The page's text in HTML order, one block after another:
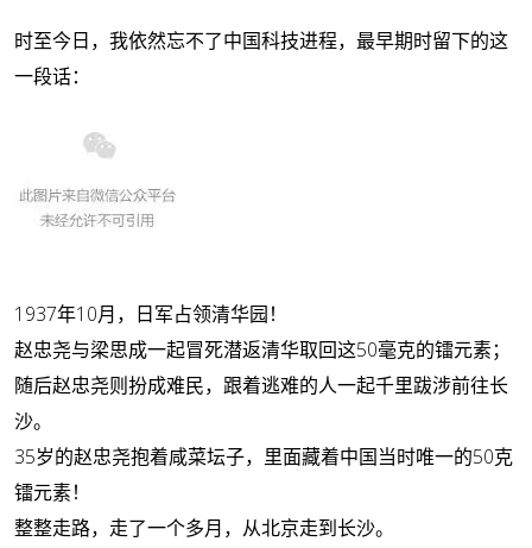
时至今日，我依然忘不了中国科技进程，最早期时留下的这
一段话：
1937年10月， 日军占领清华园！
赵忠尧与梁思成一起冒死潜返清华取回这50毫克的镭元素；
随后赵忠尧则扮成难民，跟着逃难的人一起千里跋涉前往长
沙。
35岁的赵忠尧抱着咸菜坛子，里面藏着中国当时唯一的50克
镭元素！
整整走路，走了一个多月，从北京走到长沙。